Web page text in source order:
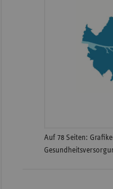
Auf 78 Seiten: